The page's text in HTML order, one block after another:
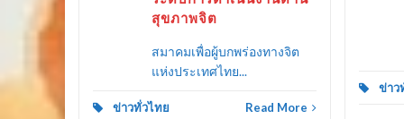
สุขภาพจิต
สมาคมเพื่อผู้บกพร่องทางจิต
แห่งประเทศไทย...
ข่าวทั่วไทย Read More
ข่าว